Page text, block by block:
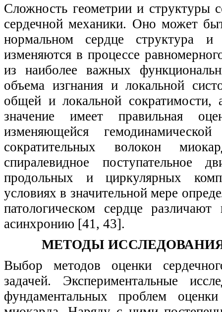
Сложность геометрии и структуры
сердечной механики. Оно может
нормальном сердце структура и
изменяются в процессе
из наиболее важных
объема изгнания и локальной
общей и локальной
значение имеет правильная
изменяющейся
сократительных волокон
спиралевидное поступательное
продольных и циркулярных
условиях в значительной мере
патологическом сердце
асинхронию [41, 43].
МЕТОДЫ
Выбор методов оценки
задачей. Экспериментальные
фундаментальных проблем